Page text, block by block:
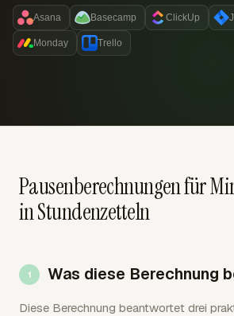
Asana Basecamp ClickUp
Monday Trello
Pausenberechnungen für
in Stundenzetteln
Was diese Berechnung
Diese Berechnung beantwortet drei